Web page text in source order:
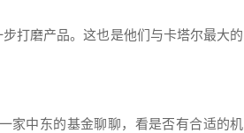
打磨产品。这也是他们与卡塔尔最大的
家中东的基金聊聊，看是否有合适的机